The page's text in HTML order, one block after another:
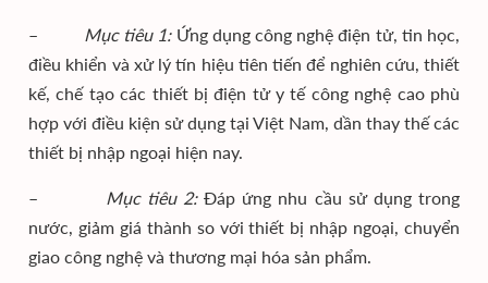
– Mục tiêu 1:Ứng dụng công nghệ điện tử, tin học,
điều khiển và xử lý tín hiệu tiên tiến để nghiên cứu, thiết
kế, chế tạo các thiết bị điện tử y tế công nghệ cao phù
hợp với điều kiện sử dụng tại Việt Nam, dần thay thế các
thiết bị nhập ngoại hiện nay.
– Mục tiêu 2:Đáp ứng nhu cầu sử dụng trong
nước, giảm giá thành so với thiết bị nhập ngoại, chuyển
giao công nghệ và thương mại hóa sản phẩm.